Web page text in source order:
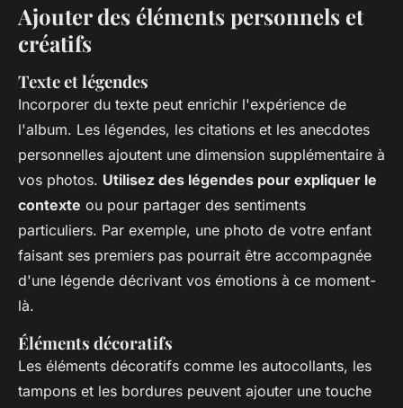
Ajouter des éléments personnels et
créatifs
Texte et légendes
Incorporer du texte peut enrichir l'expérience de
l'album. Les légendes, les citations et les anecdotes
personnelles ajoutent une dimension supplémentaire à
vos photos. Utilisez des légendes pour expliquer le
contexte ou pour partager des sentiments
particuliers. Par exemple, une photo de votre enfant
faisant ses premiers pas pourrait être accompagnée
d'une légende décrivant vos émotions à ce moment-
là.
Éléments décoratifs
Les éléments décoratifs comme les autocollants, les
tampons et les bordures peuvent ajouter une touche